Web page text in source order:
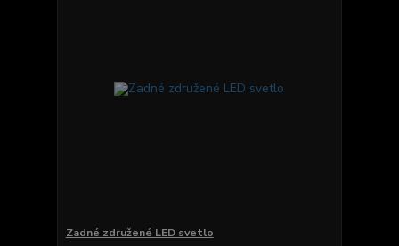
Zadné združené LED svetlo